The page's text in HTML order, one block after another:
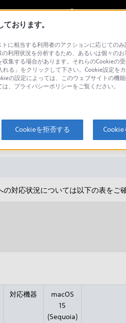
況（ソニー製アプ
対応状況については以下の表をご
対応機器
macOS
15
(Sequoia)
おります。
に相当する利用者のアクションに応じての
利用状況を分析するため、あるいは個々の
集する場合があります。それらのCookieの
る」をクリックして下さい。Cookie設定を
の設定によっては、このウェブサイトの機
、プライバシーポリシーをご覧ください。
Cookieを拒否する Cookie